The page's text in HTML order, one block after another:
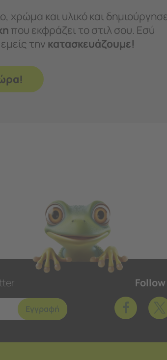
χρώμα και υλικό και
που εκφράζει το στιλ σου. Εσύ
εμείς την κατασκευάζουμε!
Εγγραφή
Follow